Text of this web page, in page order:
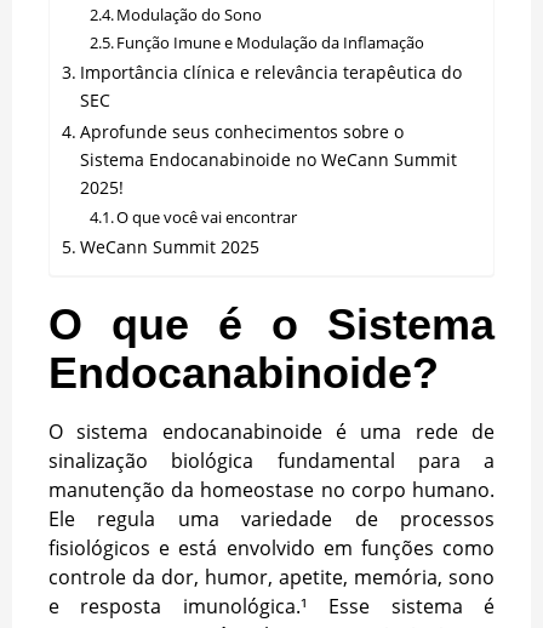
Modulação do Sono
Função Imune e Modulação da Inflamação
Importância clínica e relevância terapêutica do
SEC
Aprofunde seus conhecimentos sobre o
Sistema Endocanabinoide no WeCann Summit
2025!
O que você vai encontrar
WeCann Summit 2025
O que é o Sistema
Endocanabinoide?
O sistema endocanabinoide é uma rede de
sinalização biológica fundamental para a
manutenção da homeostase no corpo humano.
Ele regula uma variedade de processos
fisiológicos e está envolvido em funções como
controle da dor, humor, apetite, memória, sono
e resposta imunológica.¹ Esse sistema é